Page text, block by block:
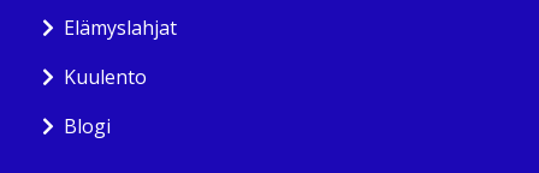
Elämyslahjat
Kuulento
Blogi